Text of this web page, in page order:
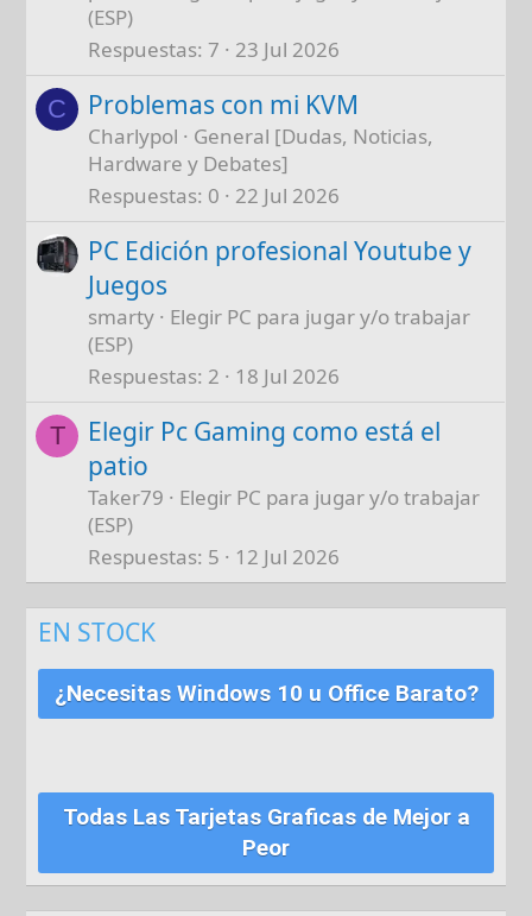
(ESP)
Respuestas 7 23 Jul 2026
C Problemas con mi KVM
Charlypol
General [Dudas, Noticias,
Hardware y Debates]
Respuestas 0 22 Jul 2026
PC Edición profesional Youtube y
Juegos
smarty
Elegir PC para jugar y/o trabajar
(ESP)
Respuestas 2 18 Jul 2026
T
Elegir Pc Gaming como está el
patio
Taker79
Elegir PC para jugar y/o trabajar
(ESP)
Respuestas 5 12 Jul 2026
EN STOCK
¿Necesitas Windows 10 u Office Barato?
Todas Las Tarjetas Graficas de Mejor a
Peor